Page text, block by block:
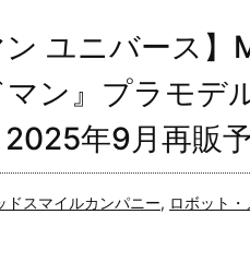
ン ユニバース
ン』プラモデ
年9月再販
ドスマイルカンパニー, ロボット・